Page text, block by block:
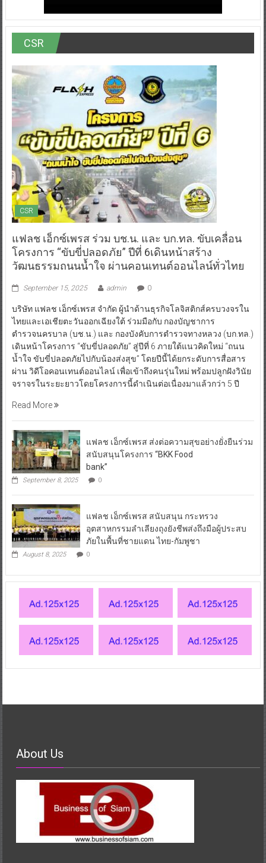
CSR
CSR
แฟลช เอ็กซ์เพรส ร่วม บช.น. และ บก.ทล. ขับเคลื่อน
โครงการ “ขับขี่ปลอดภัย” ปีที่ 6เดินหน้าสร้าง
วัฒนธรรมถนนน้ำใจ ผ่านคอนเทนต์ออนไลน์ทั่วไทย
September 15, 2025 admin 0
บริษัท แฟลช เอ็กซ์เพรส จำกัด ผู้นำด้านธุรกิจโลจิสติกส์ครบวงจรใน
ไทยและเอเชียตะวันออกเฉียงใต้ ร่วมมือกับ กองบัญชาการ
ตำรวจนครบาล (บช.น.) และ กองบังคับการตำรวจทางหลวง (บก.ทล.)
เดินหน้าโครงการ “ขับขี่ปลอดภัย” สู่ปีที่ 6 ภายใต้แนวคิดใหม่ “ถนน
น้ำใจ ขับขี่ปลอดภัยไปกับน้องส่งสุข” โดยปีนี้ได้ยกระดับการสื่อสาร
ผ่าน วิดีโอคอนเทนต์ออนไลน์ เพื่อเข้าถึงคนรุ่นใหม่ พร้อมปลูกฝังวินัย
จราจรในระยะยาวโดยโครงการนี้ดำเนินต่อเนื่องมาแล้วกว่า 5 ปี
Read More
แฟลช เอ็กซ์เพรส ส่งต่อความสุขอย่างยั่งยืนร่วม
สนับสนุนโครงการ “BKK Food
bank”
September 8, 2025 0
แฟลช เอ็กซ์เพรส สนับสนุน กระทรวง
อุตสาหกรรมลำเลียงถุงยังชีพส่งถึงมือผู้ประสบ
ภัยในพื้นที่ชายแดน ไทย-กัมพูชา
August 8, 2025 0
About Us